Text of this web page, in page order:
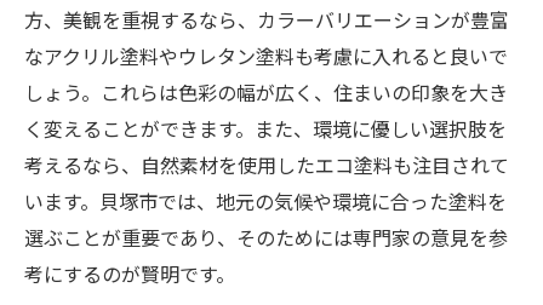
方、美観を重視するなら、カラーバリエーションが豊富
なアクリル塗料やウレタン塗料も考慮に入れると良いで
しょう。これらは色彩の幅が広く、住まいの印象を大き
く変えることができます。また、環境に優しい選択肢を
考えるなら、自然素材を使用したエコ塗料も注目されて
います。貝塚市では、地元の気候や環境に合った塗料を
選ぶことが重要であり、そのためには専門家の意見を参
考にするのが賢明です。